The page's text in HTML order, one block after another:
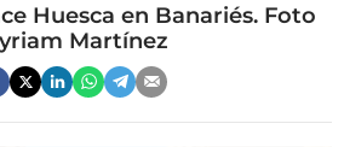
Huesca en Banariés. Foto
Martínez